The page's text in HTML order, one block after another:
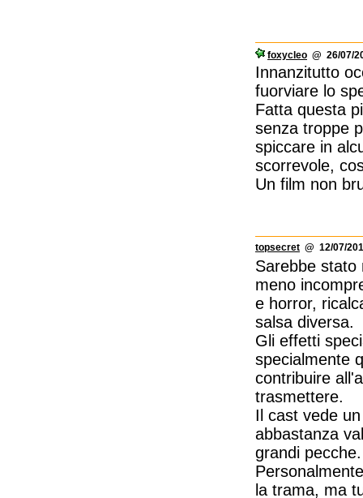
foxycleo @ 26/07/
Innanzitutto
fuorviare lo
Fatta questa
senza troppe
spiccare in
scorrevole,
Un film non
topsecret @ 12/07/
Sarebbe stato
meno
e horror,
salsa diversa.
Gli effetti
specialmente
contribuire
trasmettere.
Il cast vede
abbastanza
grandi pecche.
la trama, ma